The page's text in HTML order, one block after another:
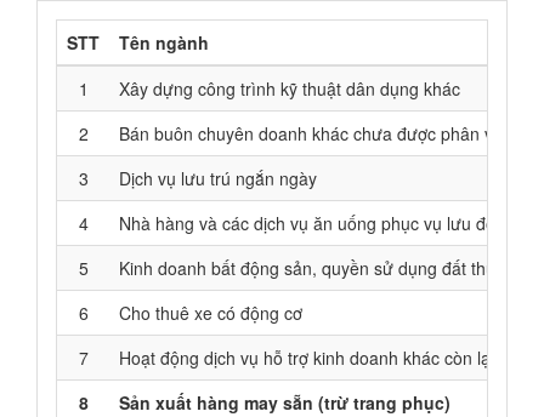
STT
Tên ngành
1
Xây dựng công trình kỹ thuật dân dụng khác
2
Bán buôn chuyên doanh khác chưa được phân vào
3
Dịch vụ lưu trú ngắn ngày
4
Nhà hàng và các dịch vụ ăn uống phục vụ lưu động
5
Kinh doanh bất động sản, quyền sử dụng đất thuộc
6
Cho thuê xe có động cơ
7
Hoạt động dịch vụ hỗ trợ kinh doanh khác còn lại
8
Sản xuất hàng may sẵn (trừ trang phục)